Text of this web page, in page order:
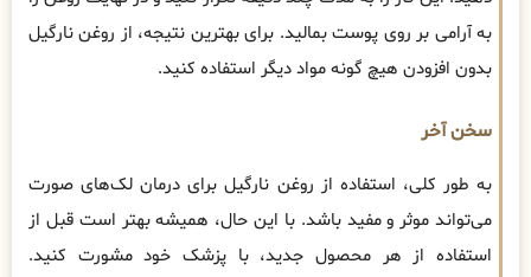
به آرامی بر روی پوست بمالید. برای بهترین نتیجه، از روغن نارگیل
بدون افزودن هیچ گونه مواد دیگر استفاده کنید.
سخن آخر
به طور کلی، استفاده از روغن نارگیل برای درمان لک‌های صورت
می‌تواند موثر و مفید باشد. با این حال، همیشه بهتر است قبل از
استفاده از هر محصول جدید، با پزشک خود مشورت کنید.